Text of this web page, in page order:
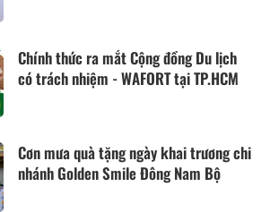
Chính thức ra mắt Cộng đồng Du lịch
có trách nhiệm - WAFORT tại TP.HCM
Cơn mưa quà tặng ngày khai trương chi
nhánh Golden Smile Đông Nam Bộ